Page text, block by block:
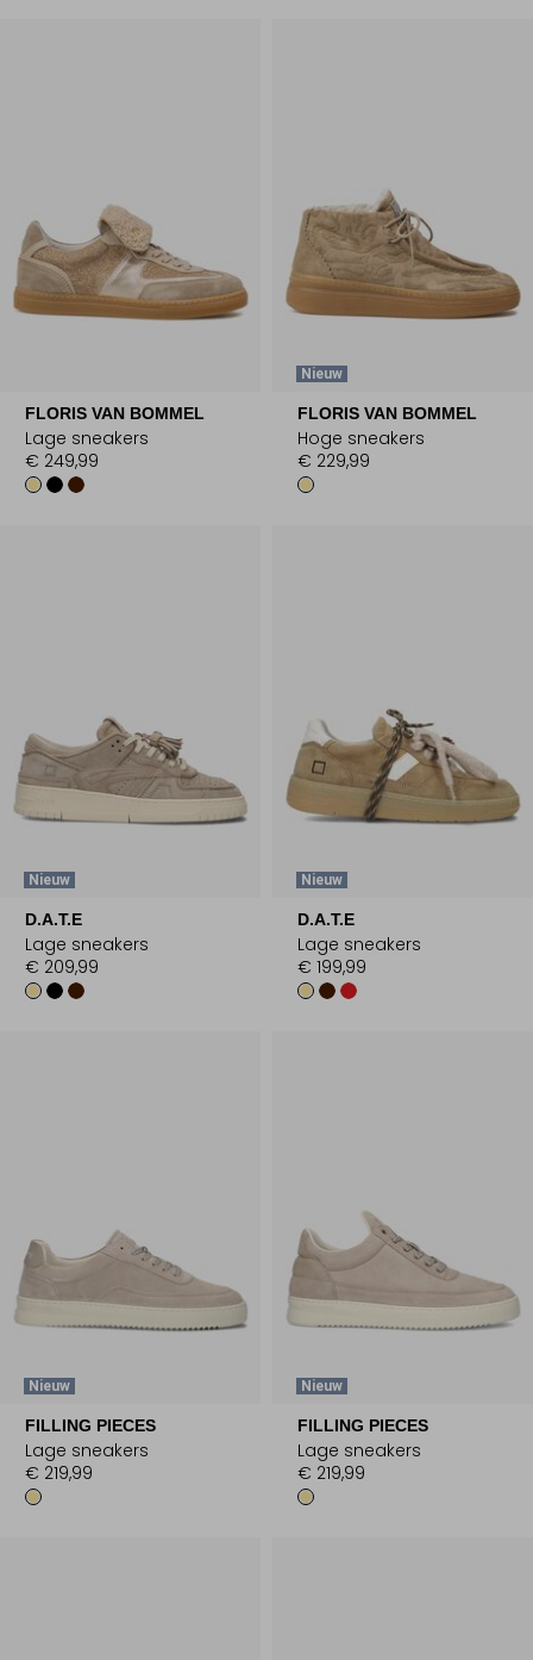
FLORIS VAN BOMMEL
Lage sneakers
€ 249,99
Nieuw
FLORIS VAN BOMMEL
Hoge sneakers
€ 229,99
Nieuw
D.A.T.E
Lage sneakers
€ 209,99
Nieuw
D.A.T.E
Lage sneakers
€ 199,99
Nieuw
FILLING PIECES
Lage sneakers
€ 219,99
Nieuw
FILLING PIECES
Lage sneakers
€ 219,99